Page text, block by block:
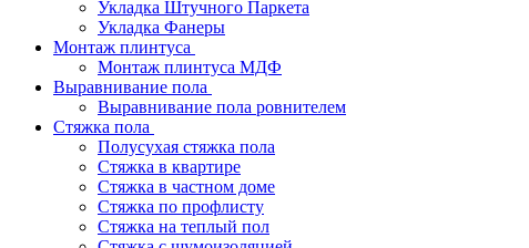
Укладка Штучного Паркета
Укладка Фанеры
Монтаж плинтуса
Монтаж плинтуса МДФ
Выравнивание пола
Выравнивание пола ровнителем
Стяжка пола
Полусухая стяжка пола
Стяжка в квартире
Стяжка в частном доме
Стяжка по профлисту
Стяжка на теплый пол